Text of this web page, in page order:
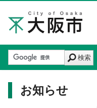
検索
お知らせ